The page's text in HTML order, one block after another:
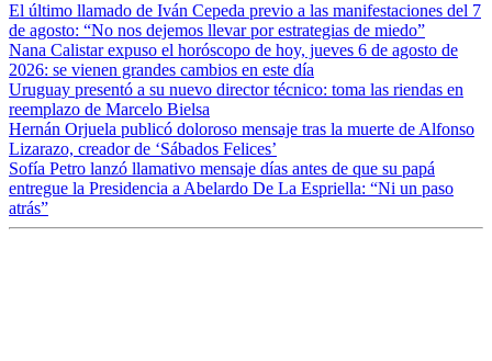
El último llamado de Iván Cepeda previo a las manifestaciones del 7
de agosto: “No nos dejemos llevar por estrategias de miedo”
Nana Calistar expuso el horóscopo de hoy, jueves 6 de agosto de
2026: se vienen grandes cambios en este día
Uruguay presentó a su nuevo director técnico: toma las riendas en
reemplazo de Marcelo Bielsa
Hernán Orjuela publicó doloroso mensaje tras la muerte de Alfonso
Lizarazo, creador de ‘Sábados Felices’
Sofía Petro lanzó llamativo mensaje días antes de que su papá
entregue la Presidencia a Abelardo De La Espriella: “Ni un paso
atrás”